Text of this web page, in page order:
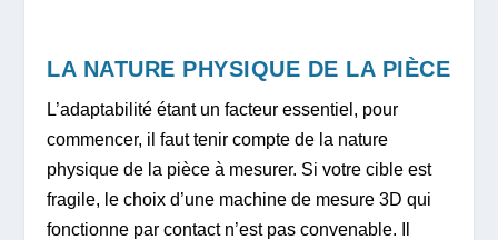
LA NATURE PHYSIQUE DE LA PIÈCE
L’adaptabilité étant un facteur essentiel, pour
commencer, il faut tenir compte de la nature
physique de la pièce à mesurer. Si votre cible est
fragile, le choix d’une machine de mesure 3D qui
fonctionne par contact n’est pas convenable. Il